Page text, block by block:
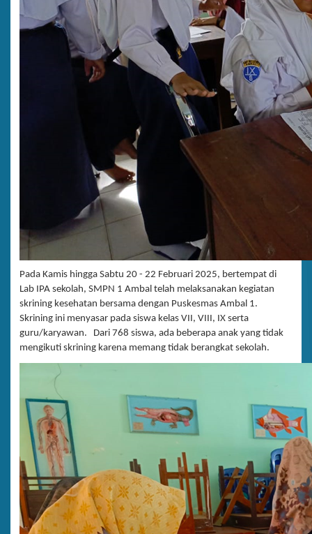
Pada Kamis hingga Sabtu 20 - 22 Februari 2025, bertempat di
Lab IPA sekolah, SMPN 1 Ambal telah melaksanakan kegiatan
skrining kesehatan bersama dengan Puskesmas Ambal 1.
Skrining ini menyasar pada siswa kelas VII, VIII, IX serta
guru/karyawan. Dari 768 siswa, ada beberapa anak yang tidak
mengikuti skrining karena memang tidak berangkat sekolah.